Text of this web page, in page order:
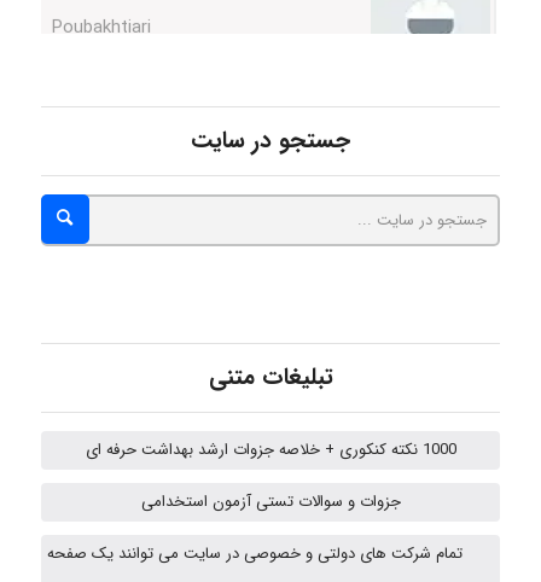
hosein abdolvand
جستجو در سایت
تبلیغات متنی
1000 نکته کنکوری + خلاصه جزوات ارشد بهداشت حرفه ای
جزوات و سوالات تستی آزمون استخدامی
تمام شرکت های دولتی و خصوصی در سایت می توانند یک صفحه